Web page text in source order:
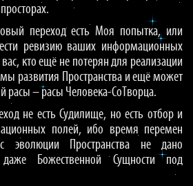
переход есть Моя попытка, или
ревизию ваших информационных
кто ещё не потерян для реализации
развития Пространства и ещё может
расы – расы Человека-СоТворца.
не есть Судилище, но есть отбор и
полей, ибо время перемен
эволюции Пространства не дано
Божественной Сущности под